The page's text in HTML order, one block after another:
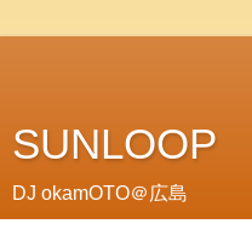
SUNLOOP
DJ okamOTO＠広島